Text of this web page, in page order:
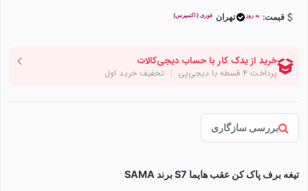
قیمت: به روز تهران فوری ( اکسپرس)
بررسی سازگاری
تیغه برف پاک کن عقب هایما S7 برند SAMA